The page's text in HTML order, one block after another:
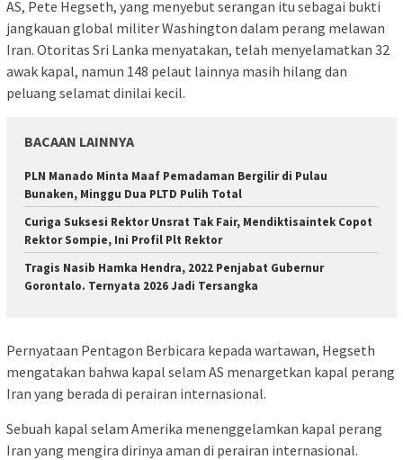
AS, Pete Hegseth, yang menyebut serangan itu sebagai bukti
jangkauan global militer Washington dalam perang melawan
Iran. Otoritas Sri Lanka menyatakan, telah menyelamatkan 32
awak kapal, namun 148 pelaut lainnya masih hilang dan
peluang selamat dinilai kecil.
BACAAN LAINNYA
PLN Manado Minta Maaf Pemadaman Bergilir di Pulau
Bunaken, Minggu Dua PLTD Pulih Total
Curiga Suksesi Rektor Unsrat Tak Fair, Mendiktisaintek Copot
Rektor Sompie, Ini Profil Plt Rektor
Tragis Nasib Hamka Hendra, 2022 Penjabat Gubernur
Gorontalo. Ternyata 2026 Jadi Tersangka
Pernyataan Pentagon Berbicara kepada wartawan, Hegseth
mengatakan bahwa kapal selam AS menargetkan kapal perang
Iran yang berada di perairan internasional.
Sebuah kapal selam Amerika menenggelamkan kapal perang
Iran yang mengira dirinya aman di perairan internasional.